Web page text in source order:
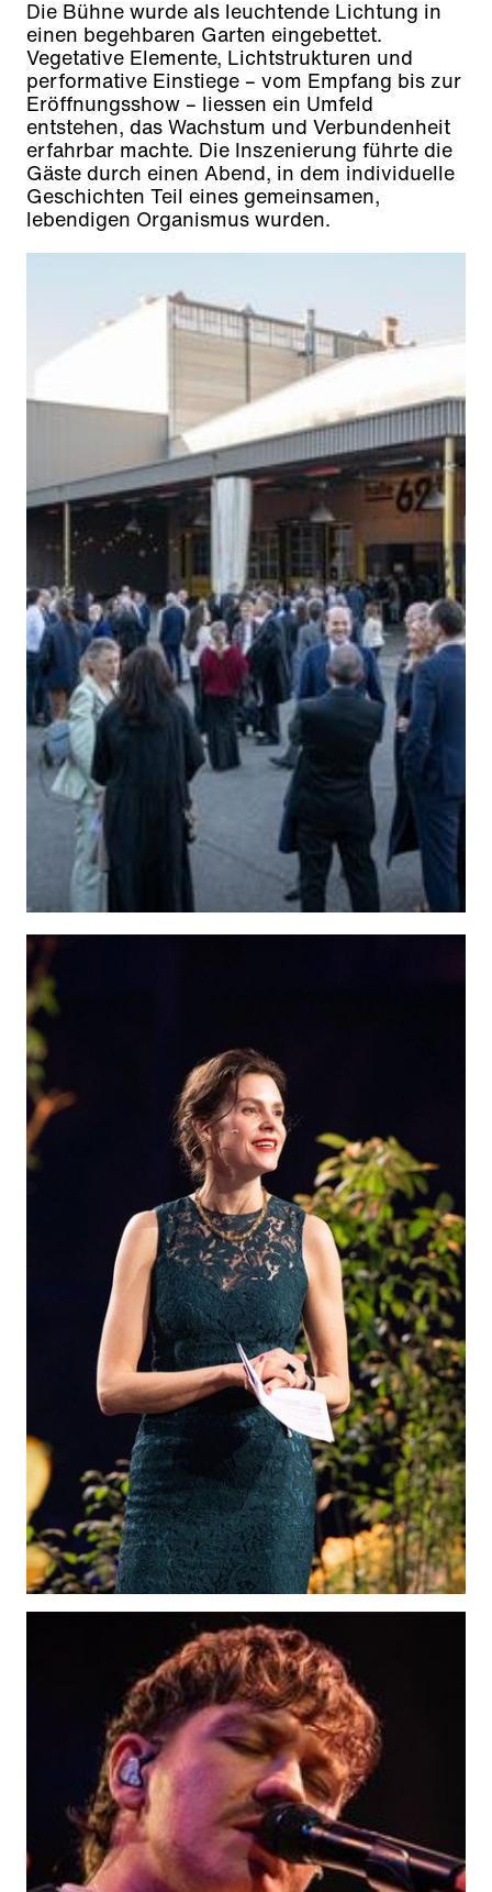
Die Bühne wurde als leuchtende Lichtung in
einen begehbaren Garten eingebettet.
Vegetative Elemente, Lichtstrukturen und
performative Einstiege – vom Empfang bis zur
Eröffnungsshow – liessen ein Umfeld
entstehen, das Wachstum und Verbundenheit
erfahrbar machte. Die Inszenierung führte die
Gäste durch einen Abend, in dem individuelle
Geschichten Teil eines gemeinsamen,
lebendigen Organismus wurden.